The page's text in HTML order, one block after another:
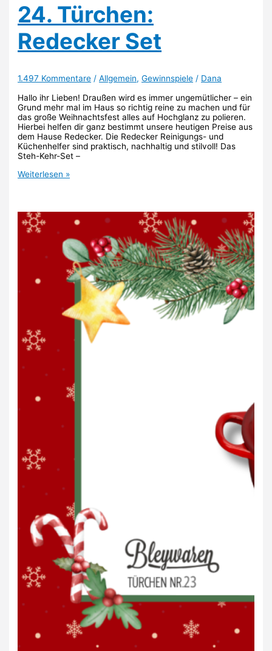
24. Türchen:
Redecker Set
1.497 Kommentare /Allgemein,Gewinnspiele / Dana
Hallo ihr Lieben! Draußen wird es immer ungemütlicher – ein
Grund mehr mal im Haus so richtig reine zu machen und für
das große Weihnachtsfest alles auf Hochglanz zu polieren.
Hierbei helfen dir ganz bestimmt unsere heutigen Preise aus
dem Hause Redecker. Die Redecker Reinigungs- und
Küchenhelfer sind praktisch, nachhaltig und stilvoll! Das
Steh-Kehr-Set –
24.
Weiterlesen »